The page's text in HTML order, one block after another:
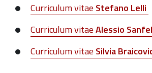
Curriculum vitae Stefano Lelli
Curriculum vitaeAlessio
Curriculum vitae Silvia